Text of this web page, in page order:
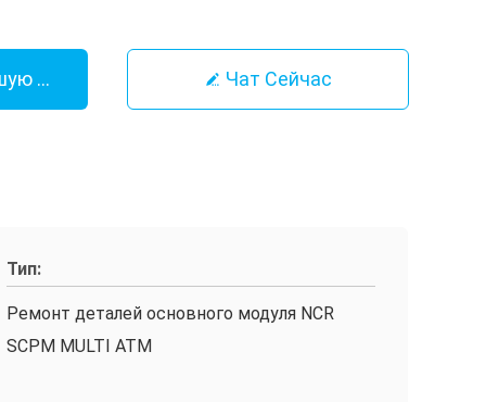
Цену Чат Сейчас
Тип:
Ремонт деталей основного модуля NCR
SCPM MULTI ATM